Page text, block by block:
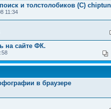
и толстолобиков (C)
11:34
на сайте ФК.
в браузере